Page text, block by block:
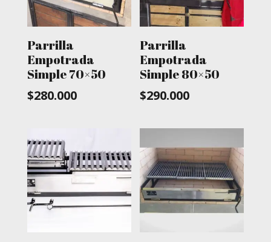
Parrilla
Empotrada
Simple 70×50
$280.000
Parrilla
Empotrada
Simple 80×50
$290.000